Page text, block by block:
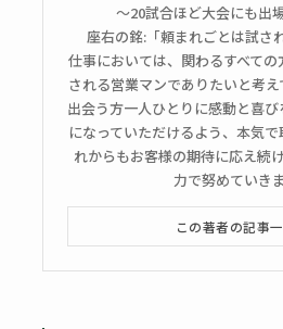
～20試合ほど大会にも出
座右の銘:「頼まれごとは試さ
仕事においては、関わるすべて
される営業マンでありたいと考
出会う方一人ひとりに感動と喜
になっていただけるよう、本気
れからもお客様の期待に応え続
力で努めていきま
この著者の記事